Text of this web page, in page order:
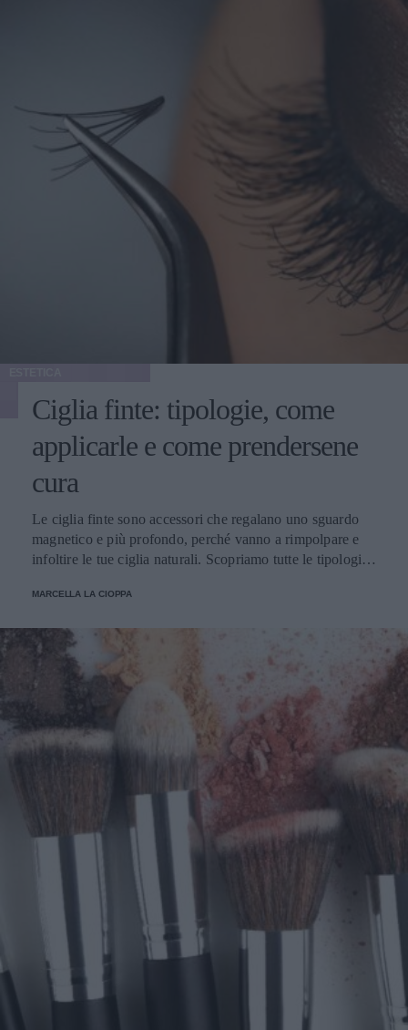
Ciglia finte: tipologie, come
applicarle e come prendersene
cura
Le ciglia finte sono accessori che regalano uno sguardo
magnetico e più profondo, perché vanno a rimpolpare e
infoltire le tue ciglia naturali. Scopriamo tutte le tipologie,
MARCELLA LA CIOPPA